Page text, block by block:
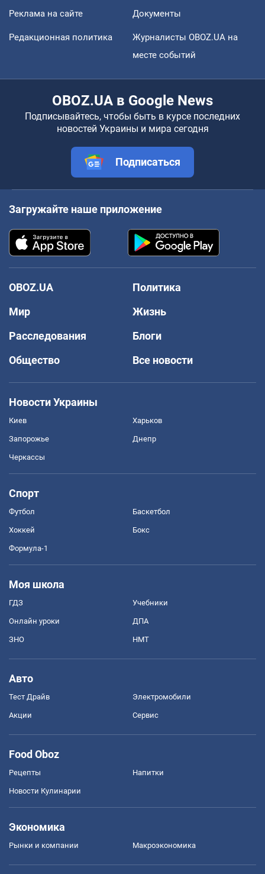
Реклама на сайте Документы
Редакционная политика
Журналисты OBOZ.UA на
месте событий
OBOZ.UA в Google News
Подписывайтесь, чтобы быть в курсе последних
новостей Украины и мира сегодня
Подписаться
Загружайте наше приложение
OBOZ.UA
Политика
Мир
Жизнь
Расследования
Блоги
Общество
Все новости
Новости Украины
Киев Харьков
Запорожье Днепр
Черкассы
Спорт
Футбол Баскетбол
Хоккей Бокс
Формула-1
Моя школа
ГДЗ Учебники
Онлайн уроки ДПА
ЗНО НМТ
Авто
Тест Драйв Электромобили
Акции Сервис
Food Oboz
Рецепты Напитки
Новости Кулинарии
Экономика
Рынки и компании Mакроэкономика